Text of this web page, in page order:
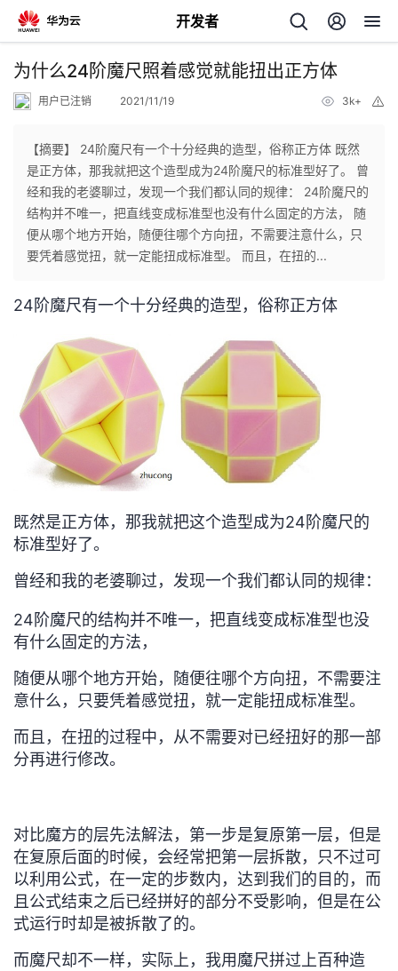
开发者
返
个
人
主
我
的
发
者
的
我
坛
圈
子
的
直
播
我
的
活
动
我
的
关
我
发
者
我
Programs
的
支
为什么24阶魔尺照着感觉就能扭出正方体
用户已注销 2021/11/19 3k+
【摘要】 24阶魔尺有一个十分经典的造型，俗称正方体 既然
是正方体，那我就把这个造型成为24阶魔尺的标准型好了。 曾
经和我的老婆聊过，发现一个我们都认同的规律： 24阶魔尺的
结构并不唯一，把直线变成标准型也没有什么固定的方法， 随
便从哪个地方开始，随便往哪个方向扭，不需要注意什么，只
要凭着感觉扭，就一定能扭成标准型。 而且，在扭的...
24阶魔尺有一个十分经典的造型，俗称正方体
既然是正方体，那我就把这个造型成为24阶魔尺的
标准型好了。
曾经和我的老婆聊过，发现一个我们都认同的规律：
24阶魔尺的结构并不唯一，把直线变成标准型也没
有什么固定的方法，
随便从哪个地方开始，随便往哪个方向扭，不需要注
意什么，只要凭着感觉扭，就一定能扭成标准型。
而且，在扭的过程中，从不需要对已经扭好的那一部
分再进行修改。
对比魔方的层先法解法，第一步是复原第一层，但是
在复原后面的时候，会经常把第一层拆散，只不过可
以利用公式，在一定的步数内，达到我们的目的，而
且公式结束之后已经拼好的部分不受影响，但是在公
式运行时却是被拆散了的。
而魔尺却不一样，实际上，我用魔尺拼过上百种造